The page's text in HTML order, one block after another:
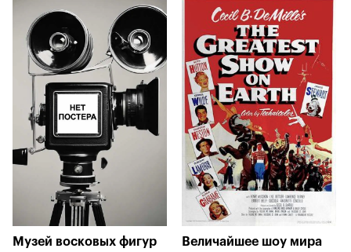
Музей восковых фигур
Величайшее шоу мира